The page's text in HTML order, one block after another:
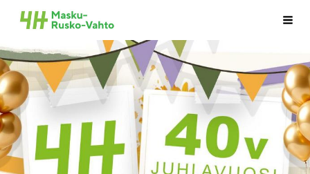
Siirry
sivun
sisältöön
Maskun-Ruskon-Vahdon 4H-yhdistys